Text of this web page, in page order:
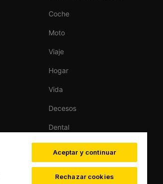
Coche
Moto
Viaje
Hogar
Vida
Decesos
Dental
Esquí
Aceptar y continuar
Rechazar cookies